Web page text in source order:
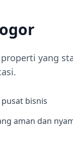
yang
bisnis
aman dan